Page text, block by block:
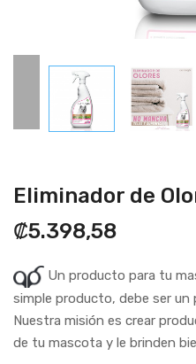
Eliminador de
₡5.398,58
Un producto para tu
simple producto, debe ser un
Nuestra misión es crear
de tu mascota y le brinden